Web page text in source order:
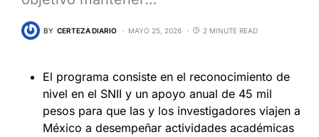
BY CERTEZA DIARIO MAYO 25, 2026 2 MINUTE READ
El programa consiste en el reconocimiento de
nivel en el SNII y un apoyo anual de 45 mil
pesos para que las y los investigadores viajen a
México a desempeñar actividades académicas